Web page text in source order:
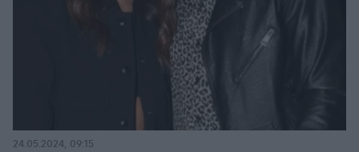
24.05.2024, 09:15